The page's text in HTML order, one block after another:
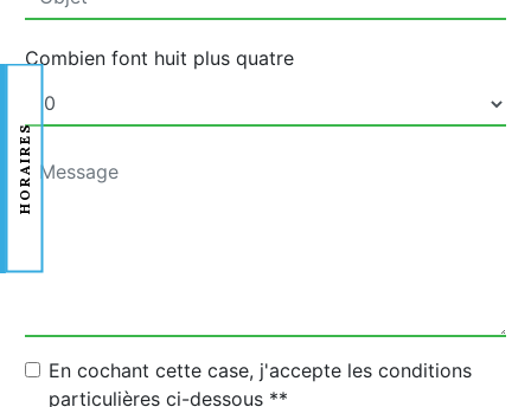
HORAIRES
Combien font huit plus quatre
En cochant cette case, j'accepte les conditions
particulières ci-dessous **